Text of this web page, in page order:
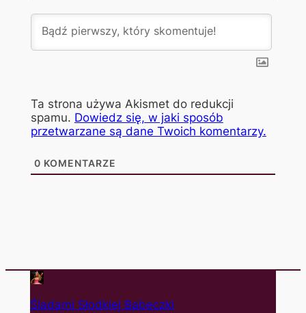
Ta strona używa Akismet do redukcji
spamu. Dowiedz się, w jaki sposób
przetwarzane są dane Twoich komentarzy.
0 KOMENTARZE
Śladami Słodkiej Babeczki